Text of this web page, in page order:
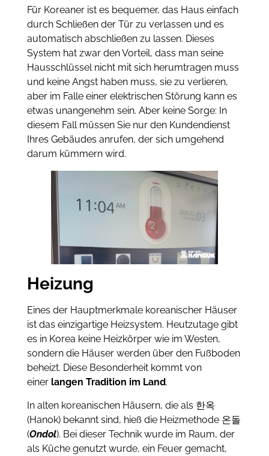
Für Koreaner ist es bequemer, das Haus einfach
durch Schließen der Tür zu verlassen und es
automatisch abschließen zu lassen. Dieses
System hat zwar den Vorteil, dass man seine
Hausschlüssel nicht mit sich herumtragen muss
und keine Angst haben muss, sie zu verlieren,
aber im Falle einer elektrischen Störung kann es
etwas unangenehm sein. Aber keine Sorge: In
diesem Fall müssen Sie nur den Kundendienst
Ihres Gebäudes anrufen, der sich umgehend
darum kümmern wird.
Heizung
Eines der Hauptmerkmale koreanischer Häuser
ist das einzigartige Heizsystem. Heutzutage gibt
es in Korea keine Heizkörper wie im Westen,
sondern die Häuser werden über den Fußboden
beheizt. Diese Besonderheit kommt von
einer langen Tradition im Land.
In alten koreanischen Häusern, die als 한옥
(Hanok) bekannt sind, hieß die Heizmethode 온돌
(Ondol). Bei dieser Technik wurde im Raum, der
als Küche genutzt wurde, ein Feuer gemacht,